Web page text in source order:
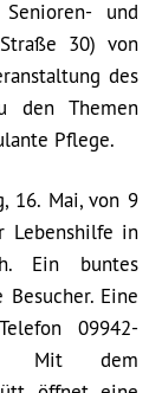
und
30) von
des
den Themen
Pflege.
16. Mai, von 9
Lebenshilfe in
Ein buntes
Eine
09942-
Mit dem